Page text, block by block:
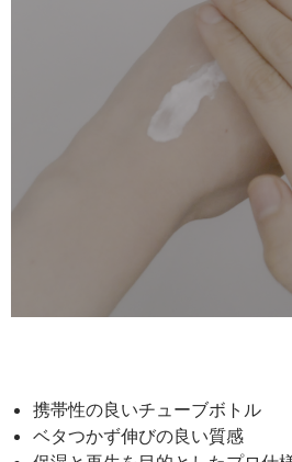
携帯性の良いチューブボトル
ベタつかず伸びの良い質感